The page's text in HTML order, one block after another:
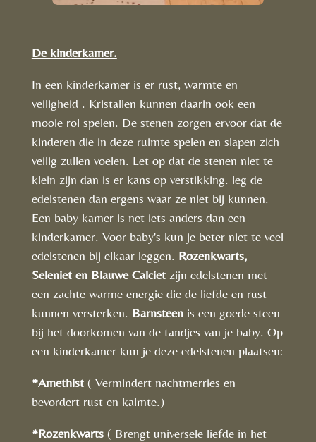
De kinderkamer.
In een kinderkamer is er rust, warmte en
veiligheid . Kristallen kunnen daarin ook een
mooie rol spelen. De stenen zorgen ervoor dat de
kinderen die in deze ruimte spelen en slapen zich
veilig zullen voelen. Let op dat de stenen niet te
klein zijn dan is er kans op verstikking. leg de
edelstenen dan ergens waar ze niet bij kunnen.
Een baby kamer is net iets anders dan een
kinderkamer. Voor baby's kun je beter niet te veel
edelstenen bij elkaar leggen. Rozenkwarts,
Seleniet en Blauwe Calcietzijn edelstenen met
een zachte warme energie die de liefde en rust
kunnen versterken. Barnsteenis een goede steen
bij het doorkomen van de tandjes van je baby. Op
een kinderkamer kun je deze edelstenen plaatsen:
*Amethist( Vermindert nachtmerries en
bevordert rust en kalmte.)
*Rozenkwarts( Brengt universele liefde in het